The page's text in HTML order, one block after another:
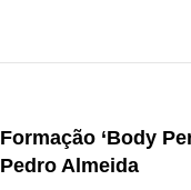
Formação ‘Body
Pedro Almeida